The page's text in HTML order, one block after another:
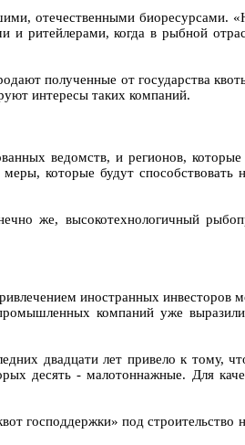
отечественными биоресурсами.
ритейлерами, когда в рыбной
полученные от государства
интересы таких компаний.
ведомств, и регионов,
которые будут способствовать
же, высокотехнологичный
иностранных инвесторов
компаний уже выразили
двадцати лет привело к тому,
десять - малотоннажные. Для
господдержки» под строительство